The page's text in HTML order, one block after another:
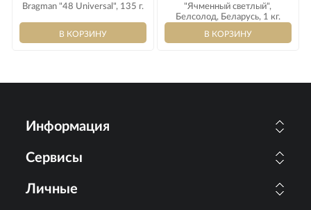
Bragman "48 Universal", 135 г.
"Ячменный светлый",
Белсолод, Беларусь, 1 кг.
Информация
Сервисы
Личные